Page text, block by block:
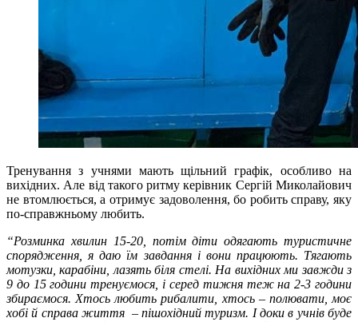
Тренування з учнями мають щільний графік, особливо на
вихідних. Але від такого ритму керівник Сергій Миколайович
не втомлюється, а отримує задоволення, бо робить справу, яку
по-справжньому любить.
“Розминка хвилин 15-20, потім діти одягають туристичне
спорядження, я даю їм завдання і вони працюють. Тягають
мотузки, карабіни, лазять біля стелі. На вихідних ми завжди з
9 до 15 години тренуємося, і серед тижня теж на 2-3 години
збираємося. Хтось любить рибалити, хтось – полювати, моє
хобі й справа життя – пішохідний туризм. І доки в учнів буде